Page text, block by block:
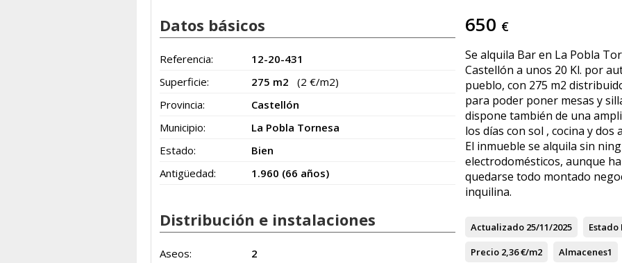
Datos básicos
Referencia:
12-20-431
Superficie:
275 m2
(2 €/m2)
Provincia:
Castellón
Municipio:
La Pobla Tornesa
Estado:
Bien
Antigüedad:
1.960 (66 años)
Distribución e instalaciones
Aseos:
2
650 €
Se alquila Bar en La Pobla
Castellón a unos 20 Kl. por
pueblo, con 275 m2
para poder poner mesas y
dispone también de una
los días con sol , cocina y dos
El inmueble se alquila sin
electrodomésticos, aunque
quedarse todo montado
inquilina.
Actualizado 25/11/2025 Estado
Precio 2,36 €/m2 Almacenes1